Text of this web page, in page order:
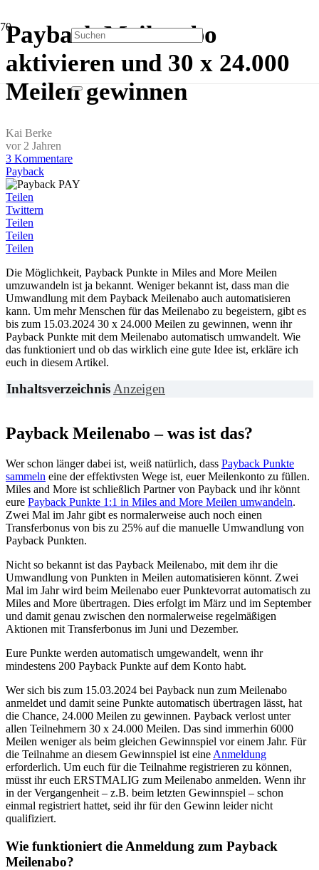
Payback Meilenabo
aktivieren und 30 x 24.000
Meilen gewinnen
Kai Berke
vor 2 Jahren
3 Kommentare
Payback
Teilen
Twittern
Teilen
Teilen
Teilen
Die Möglichkeit, Payback Punkte in Miles and More Meilen
umzuwandeln ist ja bekannt. Weniger bekannt ist, dass man die
Umwandlung mit dem Payback Meilenabo auch automatisieren
kann. Um mehr Menschen für das Meilenabo zu begeistern, gibt es
bis zum 15.03.2024 30 x 24.000 Meilen zu gewinnen, wenn ihr
Payback Punkte mit dem Meilenabo automatisch umwandelt. Wie
das funktioniert und ob das wirklich eine gute Idee ist, erkläre ich
euch in diesem Artikel.
InhaltsverzeichnisAnzeigen
Payback Meilenabo – was ist das?
Wer schon länger dabei ist, weiß natürlich, dass Payback Punkte
sammeln eine der effektivsten Wege ist, euer Meilenkonto zu füllen.
Miles and More ist schließlich Partner von Payback und ihr könnt
eure Payback Punkte 1:1 in Miles and More Meilen umwandeln.
Zwei Mal im Jahr gibt es normalerweise auch noch einen
Transferbonus von bis zu 25% auf die manuelle Umwandlung von
Payback Punkten.
Nicht so bekannt ist das Payback Meilenabo, mit dem ihr die
Umwandlung von Punkten in Meilen automatisieren könnt. Zwei
Mal im Jahr wird beim Meilenabo euer Punktevorrat automatisch zu
Miles and More übertragen. Dies erfolgt im März und im September
und damit genau zwischen den normalerweise regelmäßigen
Aktionen mit Transferbonus im Juni und Dezember.
Eure Punkte werden automatisch umgewandelt, wenn ihr
mindestens 200 Payback Punkte auf dem Konto habt.
Wer sich bis zum 15.03.2024 bei Payback nun zum Meilenabo
anmeldet und damit seine Punkte automatisch übertragen lässt, hat
die Chance, 24.000 Meilen zu gewinnen. Payback verlost unter
allen Teilnehmern 30 x 24.000 Meilen. Das sind immerhin 6000
Meilen weniger als beim gleichen Gewinnspiel vor einem Jahr. Für
die Teilnahme an diesem Gewinnspiel ist eine Anmeldung
erforderlich. Um euch für die Teilnahme registrieren zu können,
müsst ihr euch ERSTMALIG zum Meilenabo anmelden. Wenn ihr
in der Vergangenheit – z.B. beim letzten Gewinnspiel – schon
einmal registriert hattet, seid ihr für den Gewinn leider nicht
qualifiziert.
Wie funktioniert die Anmeldung zum Payback
Meilenabo?